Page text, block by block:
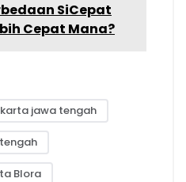
SiCepat
Cepat Mana?
jawa tengah
Blora